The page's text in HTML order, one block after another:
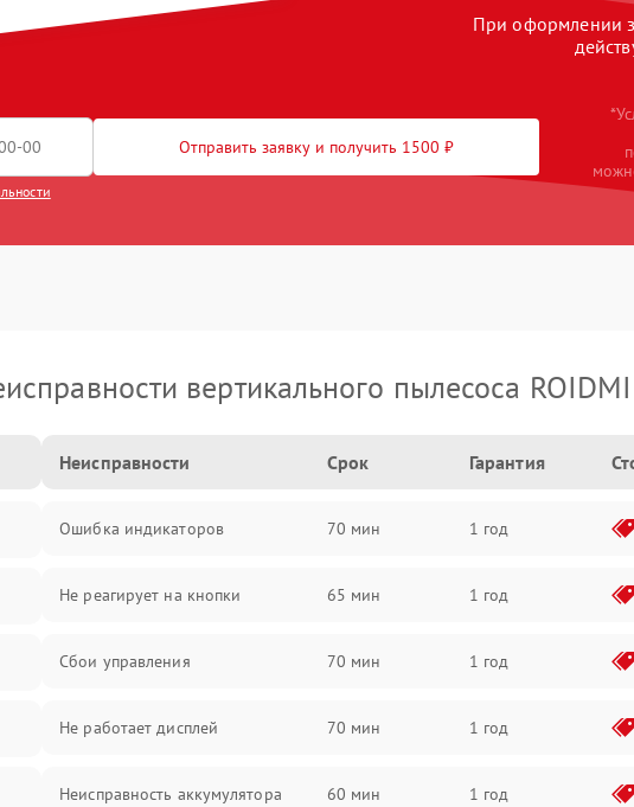
При оформлении
Отправить заявку и получить 1500 ₽
вертикального пылесоса ROIDMI
Неисправности Срок Гарантия
Ошибка индикаторов 70 мин 1 год
Не реагирует на кнопки 65 мин 1 год
Сбои управления 70 мин 1 год
Не работает дисплей 70 мин 1 год
Неисправность аккумулятора 60 мин 1 год